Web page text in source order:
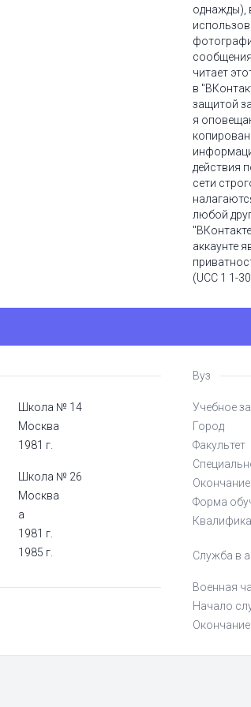
однажды),
читает
в
защитой
я
действия
сети
любой
аккаунте
(UCC 1 1-
Школа № 14
Москва
1981 г.
Школа № 26
Москва
а
1981 г.
1985 г.
Вуз
Учебное
Город
Факультет
Форма
Служба в
Военная
Начало